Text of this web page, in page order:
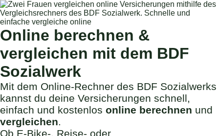
Online berechnen &
vergleichen mit dem BDF
Sozialwerk
Mit dem Online-Rechner des BDF Sozialwerks
kannst du deine Versicherungen schnell,
einfach und kostenlos online berechnen und
vergleichen.
Ob E-Bike-, Reise- oder